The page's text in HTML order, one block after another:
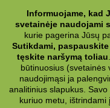
Kategorijos
Kosmetika
Kūno
Nuo
Informuojame, kad
svetainėje naudojami
kurie pagerina Jūsų
Sutikdami,
tęskite naršymą toliau
būtinuosius (svetainės
naudojimąsi ja
analitinius slapukus.
kuriuo metu, ištrindami